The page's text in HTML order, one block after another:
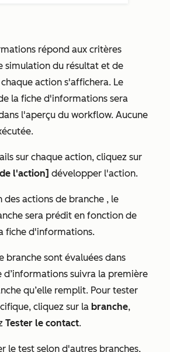
répond aux critères
simulation du résultat et de
action s'affichera. Le
la fiche d'informations sera
l'aperçu du workflow. Aucune
sur chaque action, cliquez sur
l'action] développer l'action.
des actions de branche , le
sera prédit en fonction de
fiche d'informations.
branche sont évaluées dans
d’informations suivra la première
qu’elle remplit. Pour tester
cliquez sur la branche,
Tester le contact.
le test selon d'autres branches,